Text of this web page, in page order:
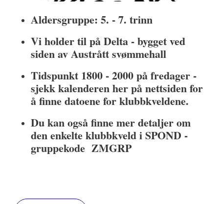
Aldersgruppe: 5. - 7. trinn
Vi holder til på Delta - bygget ved
siden av Austrått svømmehall
Tidspunkt 1800 - 2000 på fredager -
sjekk kalenderen her på nettsiden for
å finne datoene for klubbkveldene.
Du kan også finne mer detaljer om
den enkelte klubbkveld i SPOND -
gruppekode ZMGRP